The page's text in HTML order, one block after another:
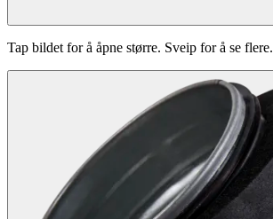
Tap bildet for å åpne større. Sveip for å se flere.